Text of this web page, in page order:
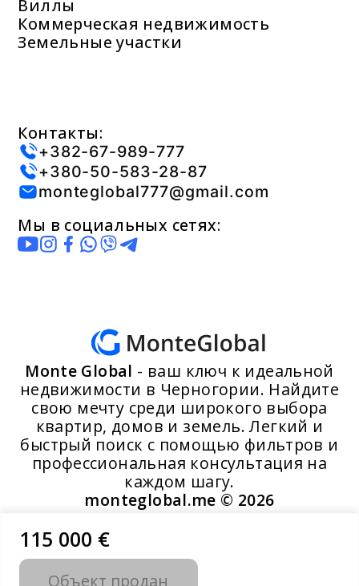
115 000 €
Объект продан
Виллы
Коммерческая недвижимость
Земельные участки
Контакты:
+382-67-989-777
+380-50-583-28-87
monteglobal777@gmail.com
Мы в социальных сетях:
Monte Global - ваш ключ к идеальной
недвижимости в Черногории. Найдите
свою мечту среди широкого выбора
квартир, домов и земель. Легкий и
быстрый поиск с помощью фильтров и
профессиональная консультация на
каждом шагу.
monteglobal.me © 2026
Разработано MoosYo LLC